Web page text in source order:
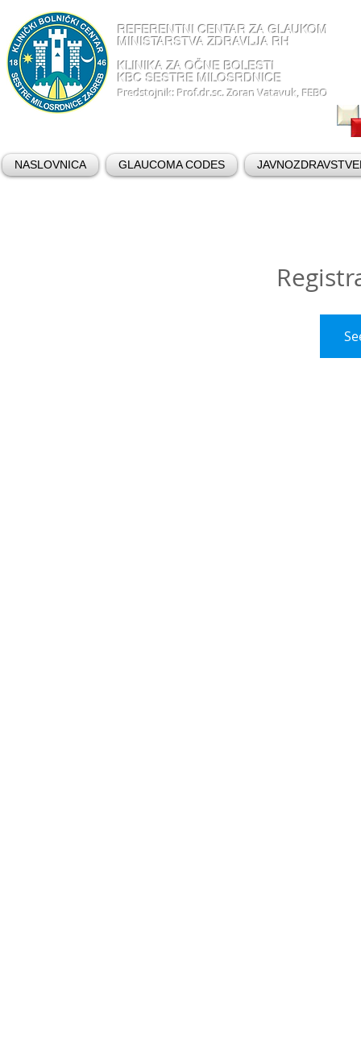
REFERENTNI CENTAR ZA GLAUKOM
MINISTARSTVA ZDRAVLJA RH
KLINIKA ZA OČNE BOLESTI
KBC SESTRE MILOSRDNICE
Predstojnik: Prof.dr.sc. Zoran Vatavuk, FEBO
NASLOVNICA GLAUCOMA CODES